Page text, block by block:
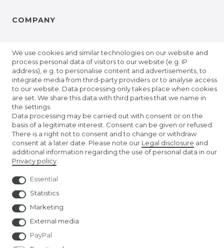
COMPANY
AMAZON STORE
NUREMBERG TOY FAIR
We use cookies and similar technologies on our website and
process personal data of visitors to our website (e.g. IP
address), e.g. to personalise content and advertisements, to
integrate media from third-party providers or to analyse access
to our website. Data processing only takes place when cookies
are set. We share this data with third parties that we name in
the settings.
Data processing may be carried out with consent or on the
basis of a legitimate interest. Consent can be given or refused.
There is a right not to consent and to change or withdraw
consent at a later date. Please note our Legal disclosure and
additional information regarding the use of personal data in our
Privacy policy
Essential
Statistics
Marketing
External media
PayPal